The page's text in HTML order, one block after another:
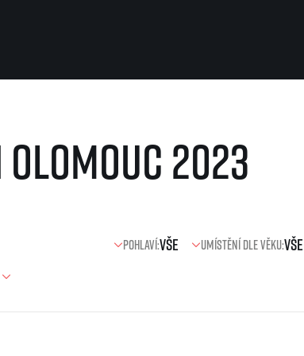
Pro závodníky
Pravidla a všeobecné informace
Reklamace výsledků
O nás
Kontakt
Pro veřejnost
2023
Pohlaví: Umístění dle věku: